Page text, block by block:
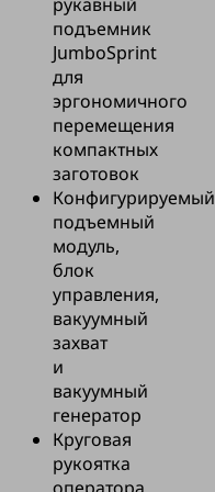
подъемник
JumboSprint
для
эргономичного
перемещения
компактных
заготовок
Конфигурируемый
подъемный
модуль,
блок
управления,
вакуумный
захват
и
вакуумный
генератор
Круговая
рукоятка